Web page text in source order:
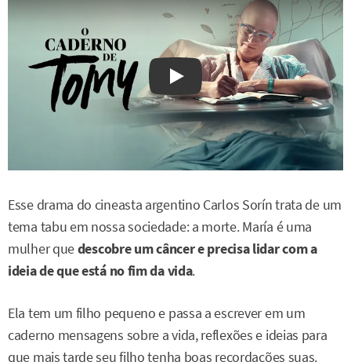
Watch on YouTube
Esse drama do cineasta argentino Carlos Sorín trata de um
tema tabu em nossa sociedade: a morte. María é uma
mulher quedescobre um câncer e precisa lidar com a
ideia de que está no fim da vida.
Ela tem um filho pequeno e passa a escrever em um
caderno mensagens sobre a vida, reflexões e ideias para
que mais tarde seu filho tenha boas recordações suas.